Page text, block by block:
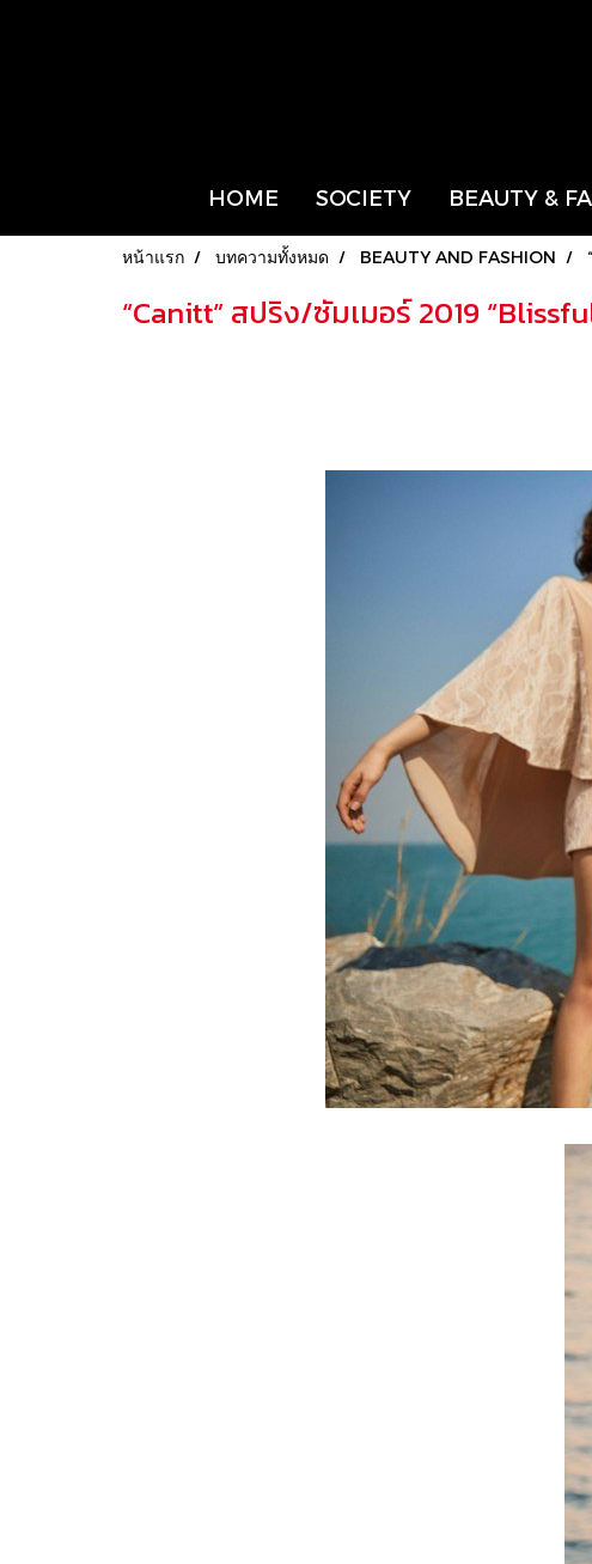
HOME SOCIETY BEAUTY &
หน้าแรก บทความทั้งหมด BEAUTY AND FASHION
“Canitt” สปริง/ซัมเมอร์ 2019